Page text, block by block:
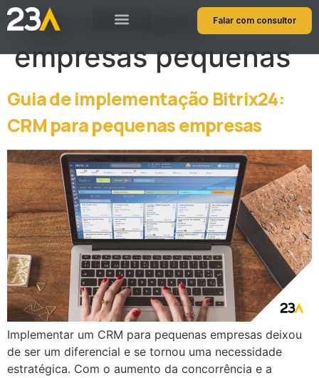
Falar com consultor
Tag:
crm para
empresas pequenas
Guia de implementação Bitrix24:
CRM para pequenas empresas
Implementar um CRM para pequenas empresas deixou
de ser um diferencial e se tornou uma necessidade
estratégica. Com o aumento da concorrência e a